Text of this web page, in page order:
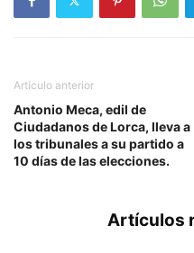
Artículo anterior
Antonio Meca, edil de
Ciudadanos de Lorca, lleva a
los tribunales a su partido a
10 días de las elecciones.
Artículos